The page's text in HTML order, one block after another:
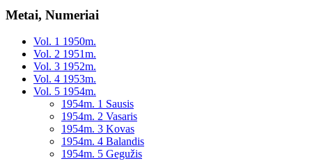
Metai, Numeriai
Vol. 1 1950m.
Vol. 2 1951m.
Vol. 3 1952m.
Vol. 4 1953m.
Vol. 5 1954m.
1954m. 1 Sausis
1954m. 2 Vasaris
1954m. 3 Kovas
1954m. 4 Balandis
1954m. 5 Gegužis